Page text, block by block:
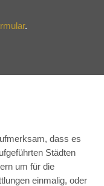
.
dass es
Städten
um für die
einmalig, oder